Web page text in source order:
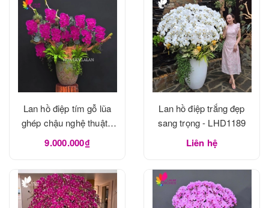
Lan hồ điệp tím gỗ lũa
ghép chậu nghệ thuật -
LHD1190
9.000.000₫
Lan hồ điệp trắng đẹp
sang trọng - LHD1189
Liên hệ